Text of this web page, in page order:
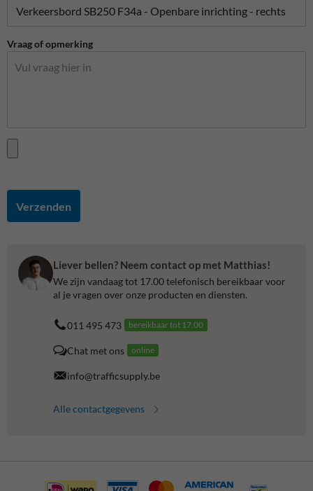
Vraag of opmerking
Verzenden
Liever bellen? Neem contact op met Matthias!
We zijn vandaag tot 17.00 telefonisch bereikbaar voor
al je vragen over onze producten en diensten.
011 495 473 bereikbaar tot 17.00
Chat met ons online
info@trafficsupply.be
Alle contactgegevens